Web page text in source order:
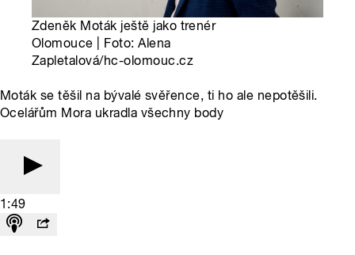
Zdeněk Moták ještě jako trenér
Olomouce | Foto: Alena
Zapletalová/hc-olomouc.cz
Moták se těšil na bývalé svěřence, ti ho ale nepotěšili.
Ocelářům Mora ukradla všechny body
1:49